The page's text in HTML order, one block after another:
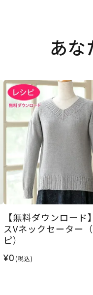
あな
【無料ダウンロード
スVネックセーター
ピ）
¥0(税込)